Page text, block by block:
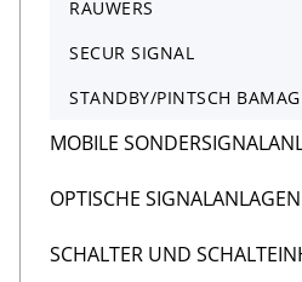
RAUWERS
SECUR SIGNAL
STANDBY/PINTSCH BAMAG
MOBILE
OPTISCHE SIGNALANLAGEN
SCHALTER UND